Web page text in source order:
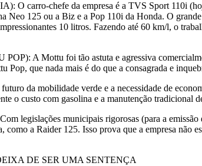
carro-chefe da empresa é a TVS Sport 110i
Neo 125 ou a Biz e a Pop 110i da Honda. O
10 litros. Fazendo até 60 km/l, o
A Mottu foi tão astuta e agressiva
que nada mais é do que a consagrada e
da mobilidade verde e a necessidade de
o custo com gasolina e a manutenção
municipais rigorosas (para a
como a Raider 125. Isso prova que a empresa não
DE SER UMA SENTENÇA